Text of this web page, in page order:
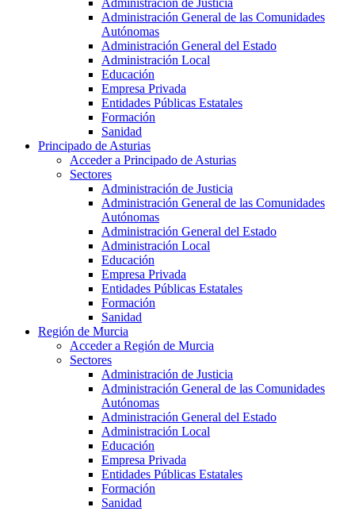
Administración de Justicia
Administración General de las Comunidades
Autónomas
Administración General del Estado
Administración Local
Educación
Empresa Privada
Entidades Públicas Estatales
Formación
Sanidad
Principado de Asturias
Acceder a Principado de Asturias
Sectores
Administración de Justicia
Administración General de las Comunidades
Autónomas
Administración General del Estado
Administración Local
Educación
Empresa Privada
Entidades Públicas Estatales
Formación
Sanidad
Región de Murcia
Acceder a Región de Murcia
Sectores
Administración de Justicia
Administración General de las Comunidades
Autónomas
Administración General del Estado
Administración Local
Educación
Empresa Privada
Entidades Públicas Estatales
Formación
Sanidad